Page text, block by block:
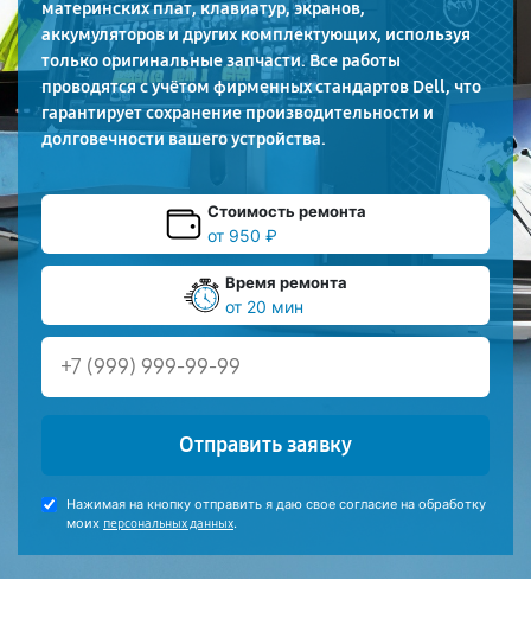
материнских плат, клавиатур, экранов,
аккумуляторов и других комплектующих, используя
только оригинальные запчасти. Все работы
проводятся с учётом фирменных стандартов Dell, что
гарантирует сохранение производительности и
долговечности вашего устройства.
Стоимость ремонта
от 950 ₽
Время ремонта
от 20 мин
Отправить заявку
Нажимая на кнопку отправить я даю свое согласие на обработку
моих персональных данных.